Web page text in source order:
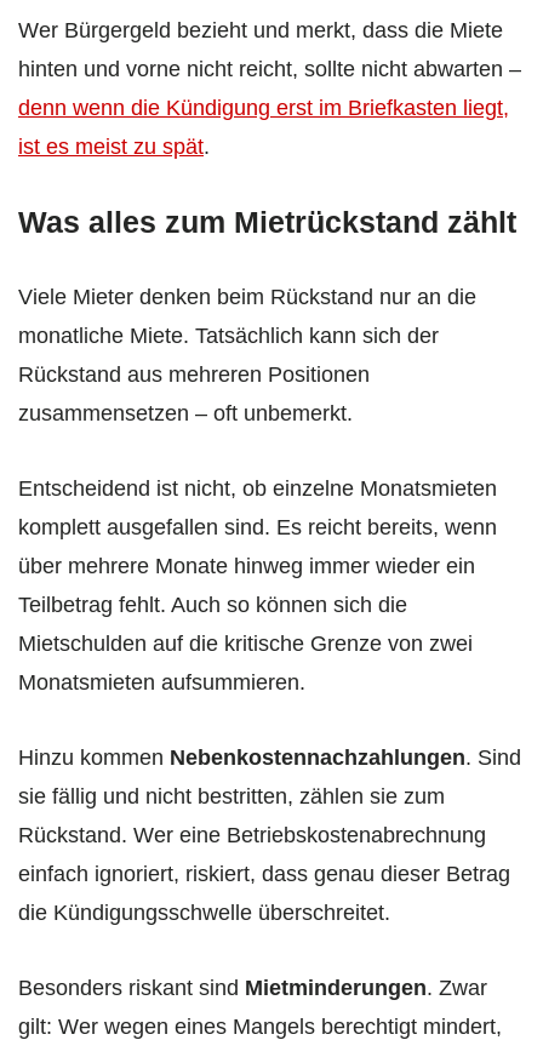
Wer Bürgergeld bezieht und merkt, dass die Miete
hinten und vorne nicht reicht, sollte nicht abwarten –
denn wenn die Kündigung erst im Briefkasten liegt,
ist es meist zu spät.
Was alles zum Mietrückstand zählt
Viele Mieter denken beim Rückstand nur an die
monatliche Miete. Tatsächlich kann sich der
Rückstand aus mehreren Positionen
zusammensetzen – oft unbemerkt.
Entscheidend ist nicht, ob einzelne Monatsmieten
komplett ausgefallen sind. Es reicht bereits, wenn
über mehrere Monate hinweg immer wieder ein
Teilbetrag fehlt. Auch so können sich die
Mietschulden auf die kritische Grenze von zwei
Monatsmieten aufsummieren.
Hinzu kommen Nebenkostennachzahlungen. Sind
sie fällig und nicht bestritten, zählen sie zum
Rückstand. Wer eine Betriebskostenabrechnung
einfach ignoriert, riskiert, dass genau dieser Betrag
die Kündigungsschwelle überschreitet.
Besonders riskant sind Mietminderungen. Zwar
gilt: Wer wegen eines Mangels berechtigt mindert,